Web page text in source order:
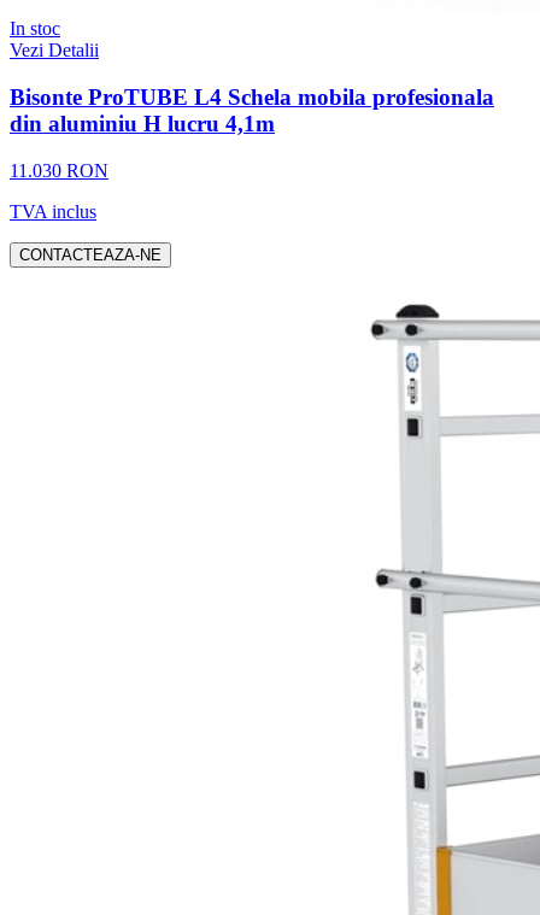
In stoc
Vezi Detalii
Bisonte ProTUBE L4 Schela mobila profesionala
din aluminiu H lucru 4,1m
11.030 RON
TVA inclus
CONTACTEAZA-NE